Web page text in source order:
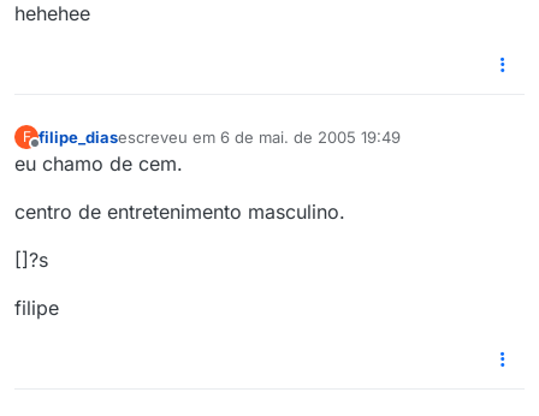
hehehee
F
Offline
filipe_diasescreveu em 6 de mai. de 2005 19:49
última edição por
eu chamo de cem.
centro de entretenimento masculino.
[]?s
filipe